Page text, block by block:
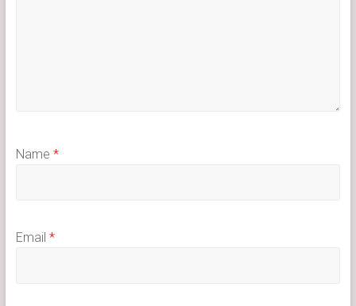
Name *
Email *